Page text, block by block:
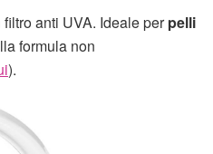
filtro anti UVA. Ideale perpelli
formula non
).